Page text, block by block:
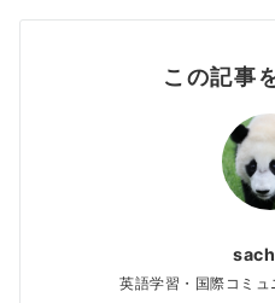
この記事
英語学習・国際コミ